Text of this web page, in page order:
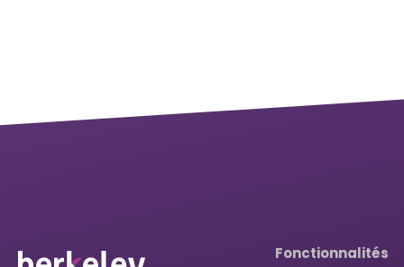
Fonctionnalités